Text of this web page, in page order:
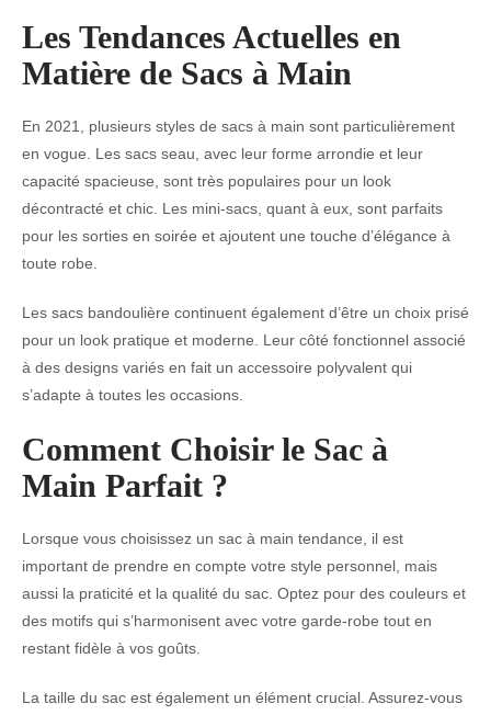
Les Tendances Actuelles en
Matière de Sacs à Main
En 2021, plusieurs styles de sacs à main sont particulièrement
en vogue. Les sacs seau, avec leur forme arrondie et leur
capacité spacieuse, sont très populaires pour un look
décontracté et chic. Les mini-sacs, quant à eux, sont parfaits
pour les sorties en soirée et ajoutent une touche d’élégance à
toute robe.
Les sacs bandoulière continuent également d’être un choix prisé
pour un look pratique et moderne. Leur côté fonctionnel associé
à des designs variés en fait un accessoire polyvalent qui
s’adapte à toutes les occasions.
Comment Choisir le Sac à
Main Parfait ?
Lorsque vous choisissez un sac à main tendance, il est
important de prendre en compte votre style personnel, mais
aussi la praticité et la qualité du sac. Optez pour des couleurs et
des motifs qui s’harmonisent avec votre garde-robe tout en
restant fidèle à vos goûts.
La taille du sac est également un élément crucial. Assurez-vous